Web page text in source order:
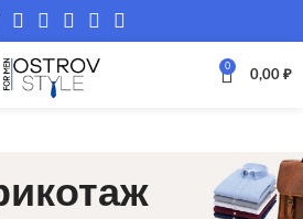
0
0,00 ₽